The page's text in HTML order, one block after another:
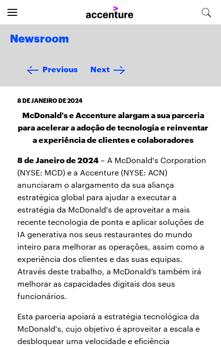
Newsroom
Previous Next
8 DE JANEIRO DE 2024
McDonald's e Accenture alargam a sua parceria
para acelerar a adoção de tecnologia e reinventar
a experiência de clientes e colaboradores
8 de Janeiro de 2024– A McDonald's Corporation
(NYSE: MCD) e a Accenture (NYSE: ACN)
anunciaram o alargamento da sua aliança
estratégica global para ajudar a executar a
estratégia da McDonald's de aproveitar a mais
recente tecnologia de ponta e aplicar soluções de
IA generativa nos seus restaurantes do mundo
inteiro para melhorar as operações, assim como a
experiência dos clientes e das suas equipas.
Através deste trabalho, a McDonald’s também irá
melhorar as capacidades digitais dos seus
funcionários.
Esta parceria apoiará a estratégia tecnológica da
McDonald's, cujo objetivo é aproveitar a escala e
desbloquear uma velocidade e eficiência